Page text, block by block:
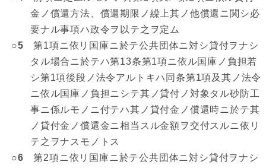
金ノ償還方法、償還期限ノ繰上其ノ他償還ニ関シ必
要ナル事項ハ政令ヲ以テ之ヲ定ム
○5 第1項ニ依リ国庫ニ於テ公共団体ニ対シ貸付ヲナシ
タル場合ニ於テハ第13条第1項ニ依ル国庫ノ負担若
シ第1項後段ノ法令アルトキハ同条第1項及其ノ法令
ニ依ル国庫ノ負担ニシテ其ノ貸付ノ対象タル砂防工
事ニ係ルモノニ付テハ其ノ貸付金ノ償還時ニ於テ其
ノ貸付金ノ償還金ニ相当スル金額ヲ交付スルニ依リ
テ之ヲナスモノトス
○6 第2項ニ依リ国庫ニ於テ公共団体ニ対シ貸付ヲナシ